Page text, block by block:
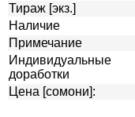
Тираж [экз.]
Наличие
Примечание
Индивидуальные
доработки
Цена [сомони]: